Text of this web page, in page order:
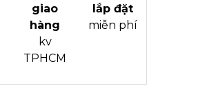
giao
hàng
kv
TPHCM
lắp đặt
miễn phí